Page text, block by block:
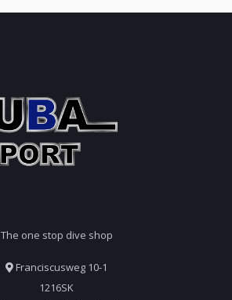
The one stop dive shop
Franciscusweg 10-1
1216SK